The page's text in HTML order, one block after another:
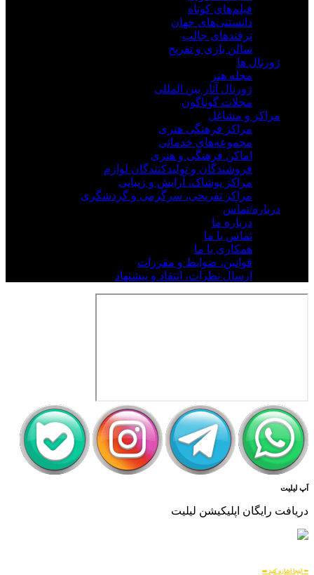
فیلم‌های کوتاه
دانستنی‌های جهان
ترفندهای جالب
سالن بازی و تفریح
ژورنال ها
مجله هنر
ژورنال آثار بین المللی
مجلات گوناگون
مراکز و مشاغل
مراکز فرهنگی هنری
مجموعه‌های خدماتی
اماکن فرهنگی و هنری
فروشندگان و تولیدکنندگان لوازم
مراکز پوشاک، آرایش و زیبایی
مراکز تفریحی، سرگرمی و گردشگری
درباره/تماس
درباره ما
تماس با ما
همکاری با ما
قوانین، ضوابط و مقررات
ارسال نظرات، انتقاد و پیشنهاد
اَپ لیلیت
دریافت رایگان اپلیکیشن لیلیت
⬅️ اینجا اشاره کنید ➡️